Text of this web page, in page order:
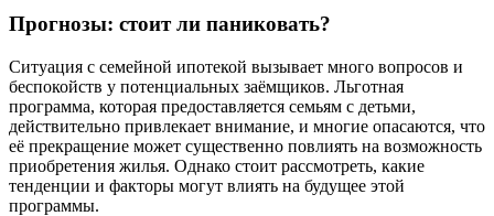
Прогнозы: стоит ли паниковать?
Ситуация с семейной ипотекой вызывает много вопросов и
беспокойств у потенциальных заёмщиков. Льготная
программа, которая предоставляется семьям с детьми,
действительно привлекает внимание, и многие опасаются, что
её прекращение может существенно повлиять на возможность
приобретения жилья. Однако стоит рассмотреть, какие
тенденции и факторы могут влиять на будущее этой
программы.